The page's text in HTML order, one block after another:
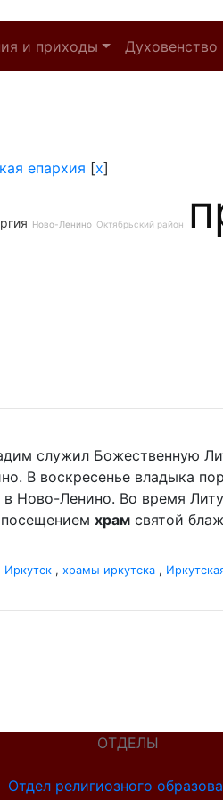
и приходы Духовенство
епархия [x]
Ново-Ленино Октябрьский район
служил Божественную
В воскресенье владыка
в Ново-Ленино. Во время
храм святой
Иркутск , храмы иркутска ,
ОТДЕЛЫ
Отдел религиозного